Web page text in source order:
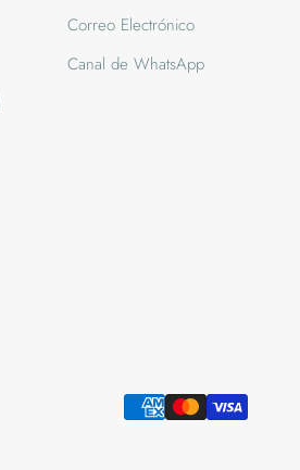
Correo Electrónico
Canal de WhatsApp